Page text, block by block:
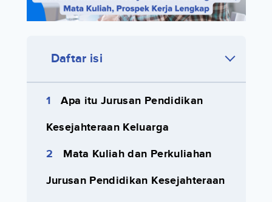
Daftar isi
Apa itu Jurusan Pendidikan
Kesejahteraan Keluarga
Mata Kuliah dan Perkuliahan
Jurusan Pendidikan Kesejahteraan